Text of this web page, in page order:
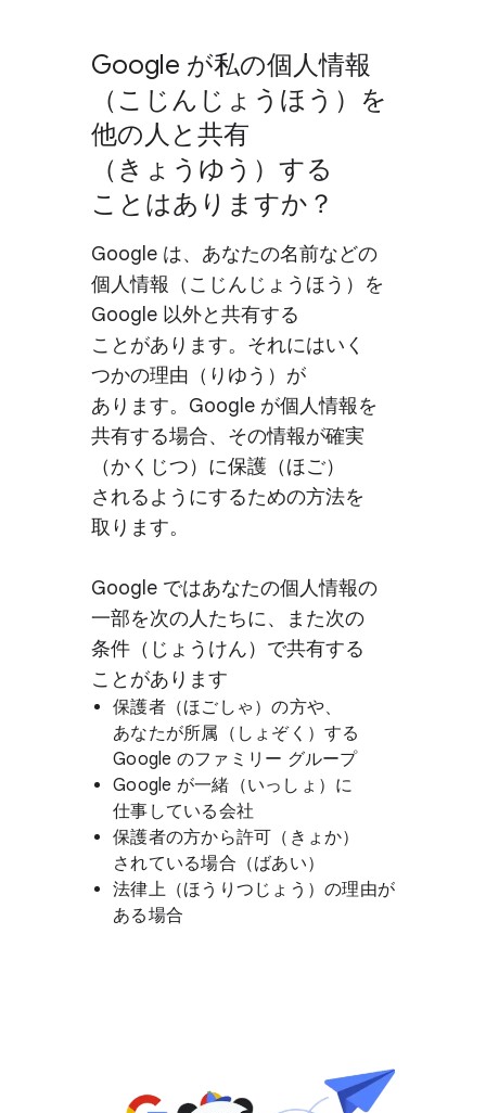
Google が​私の​個人情報​
（こじんじょう​ほう）を​
他の​人と​共有​
（きょうゆう）する​
ことは​ありますか？
Google は、​あなたの​名前などの​
個人情報​（こじんじょう​ほう）を
Google 以外と​共有する​
ことがあります。​それには​いく​
つかの​理由​（りゆう）が​
あります。​Google が​個人情報を​
共有する​場合、​その​情報が​確実​
（かく​じつ）に​保護​（ほご）
されるように​する​ための​方法を​
取ります。
Google では​あなたの​個人情報の​
一部を​次の​人たちに、​また次の​
条件​（じょうけん）で​共有する​
ことがあります
保護者​（ほごしゃ）の​方や、​
あなたが​所属​（しょぞく）する
Google の​ファミリー グループ
Google が​一緒​（いっしょ）に​
仕事している​会社
保護者の​方から​許可​（きょか）
されている​場合​（ば​あい）
法律上​（ほうりつじょう）の​理由が​
ある​場合